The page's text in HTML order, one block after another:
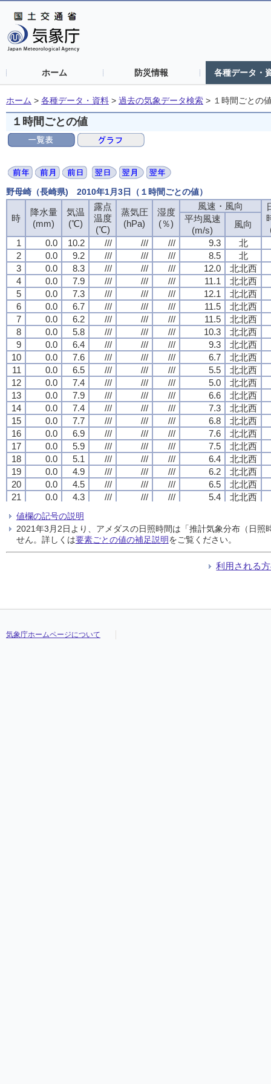
ホーム 防災情報 各種データ・
ホーム > 各種データ・資料 > 過去の気象データ検索 > １時間ごとの
１時間ごとの値
野母崎（長崎県) 2010年1月3日（１時間ごとの値）
時
降水量
(mm)
気温
(℃)
露点
温度
(℃)
蒸気圧
(hPa)
湿度
(％)
風速・風向
平均風速
(m/s)
風向
1
0.0 10.2 /// /// /// 9.3
北
2
0.0 9.2 /// /// /// 8.5
北
3
0.0 8.3 /// /// /// 12.0
北北西
4
0.0 7.9 /// /// /// 11.1
北北西
5
0.0 7.3 /// /// /// 12.1
北北西
6
0.0 6.7 /// /// /// 11.5
北北西
7
0.0 6.2 /// /// /// 11.5
北北西
8
0.0 5.8 /// /// /// 10.3
北北西
9
0.0 6.4 /// /// /// 9.3
北北西
10
0.0 7.6 /// /// /// 6.7
北北西
11
0.0 6.5 /// /// /// 5.5
北北西
12
0.0 7.4 /// /// /// 5.0
北北西
13
0.0 7.9 /// /// /// 6.6
北北西
14
0.0 7.4 /// /// /// 7.3
北北西
15
0.0 7.7 /// /// /// 6.8
北北西
16
0.0 6.9 /// /// /// 7.6
北北西
17
0.0 5.9 /// /// /// 7.5
北北西
18
0.0 5.1 /// /// /// 6.4
北北西
19
0.0 4.9 /// /// /// 6.2
北北西
20
0.0 4.5 /// /// /// 6.5
北北西
21
0.0 4.3 /// /// /// 5.4
北北西
23
0.0 3.6
24
0.0 3.1 /// /// /// 3.8 北東
時
降水量
(mm)
気温
(℃)
露点
温度
(℃)
蒸気圧
(hPa)
湿度
(％)
風速・風向
平均風速
(m/s)
風向
1
0.0 10.2 /// /// /// 9.3
北
2
0.0 9.2 /// /// /// 8.5
北
3
0.0 8.3 /// /// /// 12.0
北北西
4
0.0 7.9 /// /// /// 11.1
北北西
5
0.0 7.3 /// /// /// 12.1
北北西
6
0.0 6.7 /// /// /// 11.5
北北西
7
0.0 6.2 /// /// /// 11.5
北北西
8
0.0 5.8 /// /// /// 10.3
北北西
9
0.0 6.4 /// /// /// 9.3
北北西
10
0.0 7.6 /// /// /// 6.7
北北西
11
0.0 6.5 /// /// /// 5.5
北北西
12
0.0 7.4 /// /// /// 5.0
北北西
13
0.0 7.9 /// /// /// 6.6
北北西
14
0.0 7.4 /// /// /// 7.3
北北西
15
0.0 7.7 /// /// /// 6.8
北北西
16
0.0 6.9 /// /// /// 7.6
北北西
17
0.0 5.9 /// /// /// 7.5
北北西
18
0.0 5.1 /// /// /// 6.4
北北西
19
0.0 4.9 /// /// /// 6.2
北北西
20
0.0 4.5 /// /// /// 6.5
北北西
21
0.0 4.3 /// /// /// 5.4
北北西
23
0.0 3.6
24
0.0 3.1 /// /// /// 3.8 北東
時
降水量
(mm)
気温
(℃)
露点
温度
(℃)
蒸気圧
(hPa)
湿度
(％)
風速・風向
平均風速
(m/s)
風向
1
0.0 10.2 /// /// /// 9.3
北
2
0.0 9.2 /// /// /// 8.5
北
3
0.0 8.3 /// /// /// 12.0
北北西
4
0.0 7.9 /// /// /// 11.1
北北西
5
0.0 7.3 /// /// /// 12.1
北北西
6
0.0 6.7 /// /// /// 11.5
北北西
7
0.0 6.2 /// /// /// 11.5
北北西
8
0.0 5.8 /// /// /// 10.3
北北西
9
0.0 6.4 /// /// /// 9.3
北北西
10
0.0 7.6 /// /// /// 6.7
北北西
11
0.0 6.5 /// /// /// 5.5
北北西
12
0.0 7.4 /// /// /// 5.0
北北西
13
0.0 7.9 /// /// /// 6.6
北北西
14
0.0 7.4 /// /// /// 7.3
北北西
15
0.0 7.7 /// /// /// 6.8
北北西
16
0.0 6.9 /// /// /// 7.6
北北西
17
0.0 5.9 /// /// /// 7.5
北北西
18
0.0 5.1 /// /// /// 6.4
北北西
19
0.0 4.9 /// /// /// 6.2
北北西
20
0.0 4.5 /// /// /// 6.5
北北西
21
0.0 4.3 /// /// /// 5.4
北北西
23
0.0 3.6
24
0.0 3.1 /// /// /// 3.8 北東
時
降水量
(mm)
気温
(℃)
露点
温度
(℃)
蒸気圧
(hPa)
湿度
(％)
風速・風向
平均風速
(m/s)
風向
1
0.0 10.2 /// /// /// 9.3
北
2
0.0 9.2 /// /// /// 8.5
北
3
0.0 8.3 /// /// /// 12.0
北北西
4
0.0 7.9 /// /// /// 11.1
北北西
5
0.0 7.3 /// /// /// 12.1
北北西
6
0.0 6.7 /// /// /// 11.5
北北西
7
0.0 6.2 /// /// /// 11.5
北北西
8
0.0 5.8 /// /// /// 10.3
北北西
9
0.0 6.4 /// /// /// 9.3
北北西
10
0.0 7.6 /// /// /// 6.7
北北西
11
0.0 6.5 /// /// /// 5.5
北北西
12
0.0 7.4 /// /// /// 5.0
北北西
13
0.0 7.9 /// /// /// 6.6
北北西
14
0.0 7.4 /// /// /// 7.3
北北西
15
0.0 7.7 /// /// /// 6.8
北北西
16
0.0 6.9 /// /// /// 7.6
北北西
17
0.0 5.9 /// /// /// 7.5
北北西
18
0.0 5.1 /// /// /// 6.4
北北西
19
0.0 4.9 /// /// /// 6.2
北北西
20
0.0 4.5 /// /// /// 6.5
北北西
21
0.0 4.3 /// /// /// 5.4
北北西
23
0.0 3.6
24
0.0 3.1 /// /// /// 3.8 北東
値欄の記号の説明
2021年3月2日より、アメダスの日照時間は「推計気象分布（日
せん。詳しくは要素ごとの値の補足説明をご覧ください。
利用される
気象庁ホームページについて